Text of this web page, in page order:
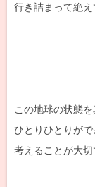
行き詰まって絶え
この地球の状態
ひとりひとりが
考えることが大切